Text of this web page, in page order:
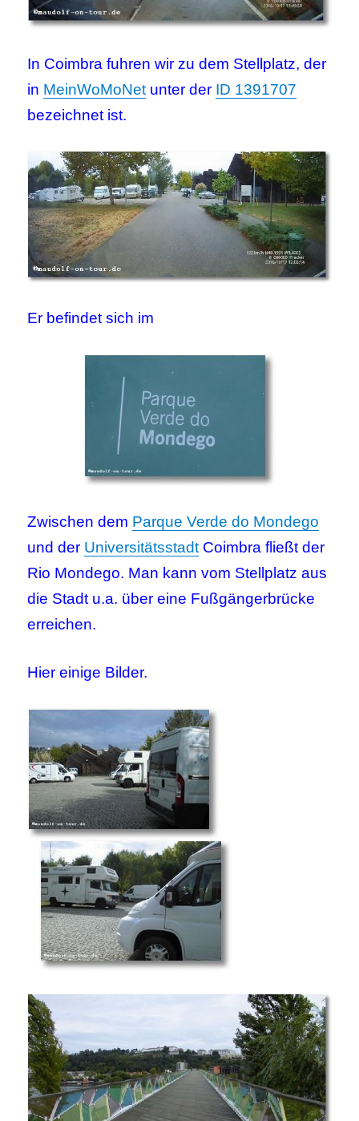
In Coimbra fuhren wir zu dem Stellplatz, der
in MeinWoMoNet unter der ID 1391707
bezeichnet ist.
Er befindet sich im
Zwischen dem Parque Verde do Mondego
und der Universitätsstadt Coimbra fließt der
Rio Mondego. Man kann vom Stellplatz aus
die Stadt u.a. über eine Fußgängerbrücke
erreichen.
Hier einige Bilder.